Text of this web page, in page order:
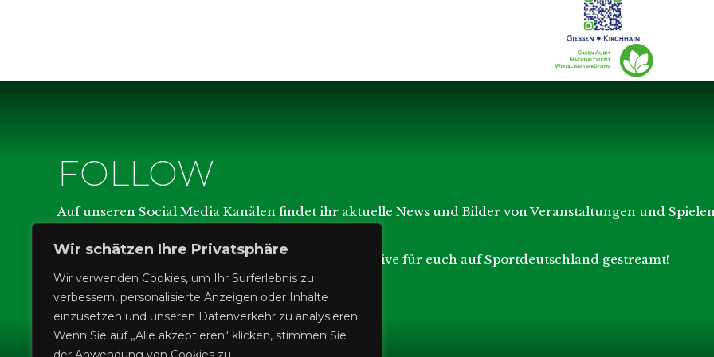
Wir schätzen Ihre Privatsphäre
Wir verwenden Cookies, um Ihr Surferlebnis zu
verbessern, personalisierte Anzeigen oder Inhalte
einzusetzen und unseren Datenverkehr zu analysieren.
Wenn Sie auf „Alle akzeptieren" klicken, stimmen Sie
FOLLOW
Auf unseren Social Media Kanälen findet ihr aktuelle News und Bilder von Veranstaltungen und
Die Spiele unserer Dritt-Liga-Mannschaft werden live für euch auf Sportdeutschland gestreamt!